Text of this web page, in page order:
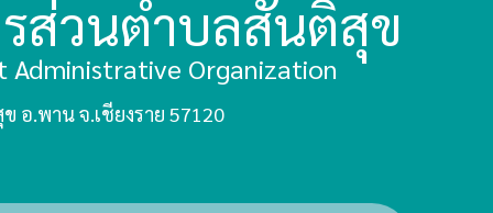
ส่วนตำบลสันติสุข
Administrative Organization
อ.พาน จ.เชียงราย 57120